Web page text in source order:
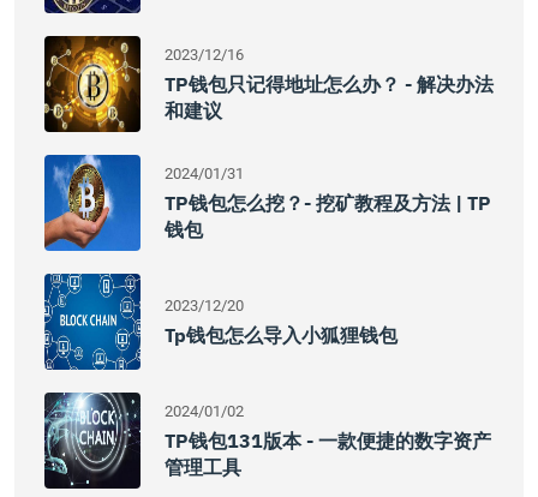
2023/12/16
TP钱包只记得地址怎么办？ - 解决办法
和建议
2024/01/31
TP钱包怎么挖？- 挖矿教程及方法 | TP
钱包
2023/12/20
Tp钱包怎么导入小狐狸钱包
2024/01/02
TP钱包131版本 - 一款便捷的数字资产
管理工具